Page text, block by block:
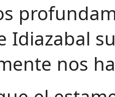
Idiazabal
nos